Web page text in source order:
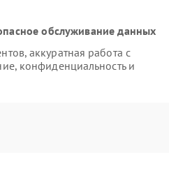
обслуживание данных
аккуратная работа с
конфиденциальность и